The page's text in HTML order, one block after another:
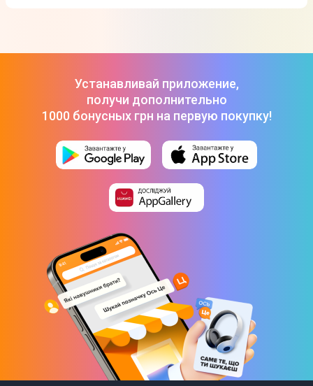
Ун. МЗП Ttec SmartCharger (2SCG30B) GAN PD USB-C 30W
Ун. СЗУ 2E 20Вт USB-C PD, белый- 359 ₴
Устанавливай приложение,
получи дополнительно
1000 бонусных грн на первую покупку!